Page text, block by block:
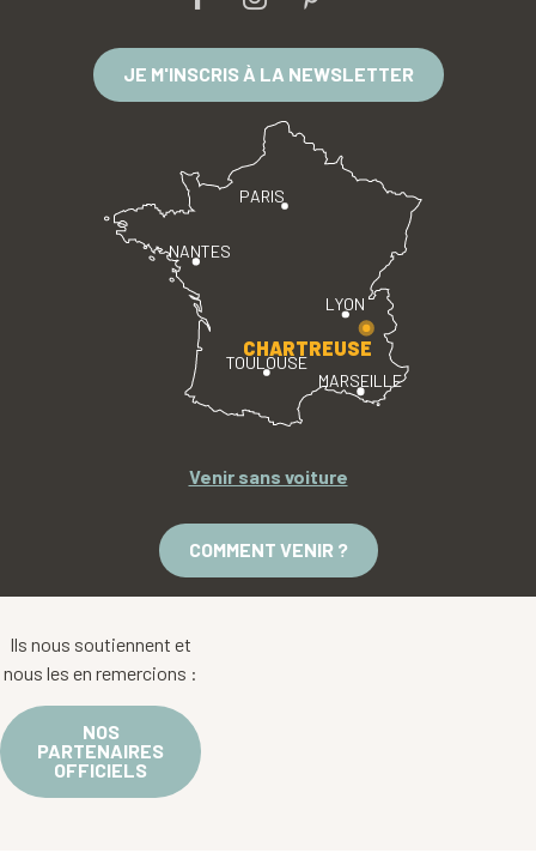
JE M'INSCRIS À LA NEWSLETTER
PARIS
LYON
TOULOUSE
MARSEILLE
NANTES
CHARTREUSE
Venir sans voiture
COMMENT VENIR ?
Ils nous soutiennent et
nous les en remercions :
NOS
PARTENAIRES
OFFICIELS